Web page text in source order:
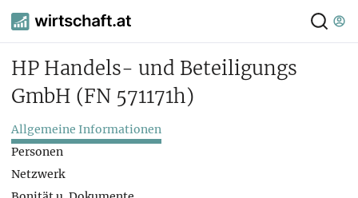
HP Handels- und Beteiligungs
GmbH (FN 571171h)
Allgemeine Informationen
Personen
Netzwerk